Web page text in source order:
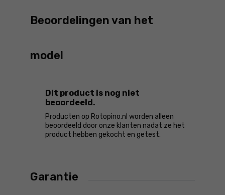
Beoordelingen van het
model
Dit product is nog niet
beoordeeld.
Producten op Rotopino.nl worden alleen
beoordeeld door onze klanten nadat ze het
product hebben gekocht en getest.
Garantie